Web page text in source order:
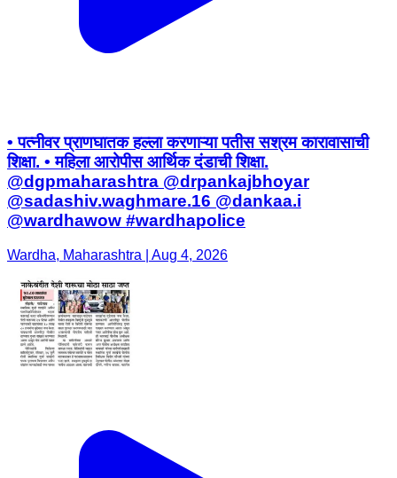
• पत्नीवर प्राणघातक हल्ला करणाऱ्या पतीस सश्रम कारावासाची
शिक्षा. • महिला आरोपीस आर्थिक दंडाची शिक्षा.
@dgpmaharashtra @drpankajbhoyar
@sadashiv.waghmare.16 @dankaa.i
@wardhawow #wardhapolice
Wardha, Maharashtra | Aug 4, 2026